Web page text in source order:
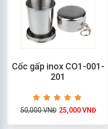
Cốc gấp inox CO1-001-
201
50,000 VNĐ 25,000 VNĐ